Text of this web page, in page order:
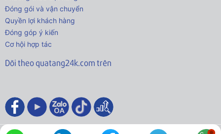
Đóng gói và vận chuyển
Quyền lợi khách hàng
Đóng góp ý kiến
Cơ hội hợp tác
Dõi theo quatang24k.com trên
© 2021 - Bản quyền thuộc về Quatang24k.com.